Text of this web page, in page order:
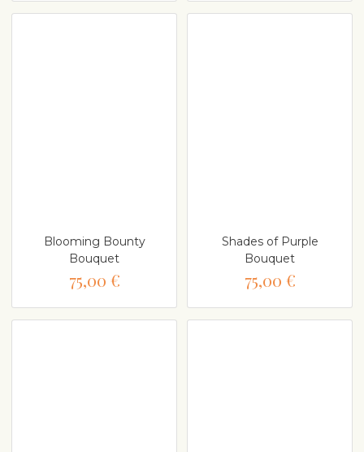
Blooming Bounty
Bouquet
75,00 €
Shades of Purple
Bouquet
75,00 €